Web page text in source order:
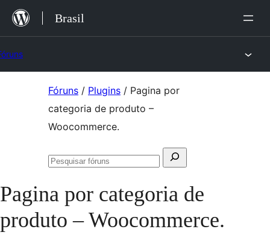
para
Brasil
Fóruns / Plugins / Pagina por
categoria de produto –
Woocommerce.
Pesquisar
Pesquisar
Pagina por categoria de
produto – Woocommerce.